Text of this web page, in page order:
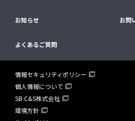
お知らせ お問
よくあるご質問
情報セキュリティポリシー
個人情報について
SB C&S株式会社
環境方針